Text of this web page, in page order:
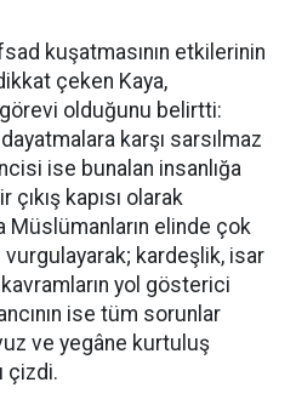
kuşatmasının etkilerinin
çeken Kaya,
olduğunu belirtti:
karşı sarsılmaz
ise bunalan insanlığa
çıkış kapısı olarak
Müslümanların elinde çok
kardeşlik, isar
yol gösterici
ise tüm sorunlar
ve yegâne kurtuluş
çizdi.